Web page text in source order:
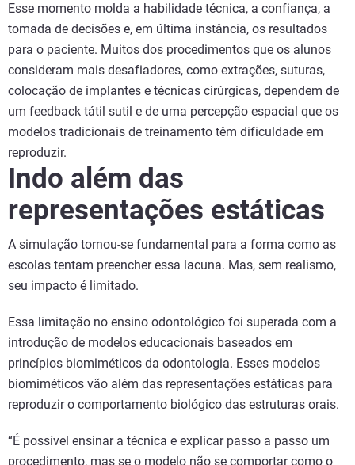
Esse momento molda a habilidade técnica, a confiança, a
tomada de decisões e, em última instância, os resultados
para o paciente. Muitos dos procedimentos que os alunos
consideram mais desafiadores, como extrações, suturas,
colocação de implantes e técnicas cirúrgicas, dependem de
um feedback tátil sutil e de uma percepção espacial que os
modelos tradicionais de treinamento têm dificuldade em
reproduzir.
Indo além das
representações estáticas
A simulação tornou-se fundamental para a forma como as
escolas tentam preencher essa lacuna. Mas, sem realismo,
seu impacto é limitado.
Essa limitação no ensino odontológico foi superada com a
introdução de modelos educacionais baseados em
princípios biomiméticos da odontologia. Esses modelos
biomiméticos vão além das representações estáticas para
reproduzir o comportamento biológico das estruturas orais.
“É possível ensinar a técnica e explicar passo a passo um
procedimento, mas se o modelo não se comportar como o